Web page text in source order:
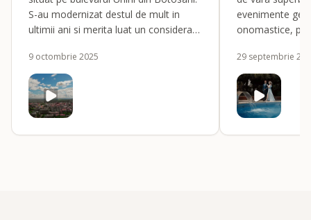
S-au modernizat destul de mult in
ultimii ani si merita luat un considerare
9 octombrie 2025
evenimente
onomastice,
29 septembrie